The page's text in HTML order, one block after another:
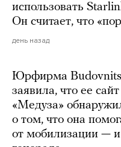
использовать
Он считает, что
день назад
Юрфирма Budovnits
заявила, что ее
«Медуза»
о том, что она
от мобилизации —